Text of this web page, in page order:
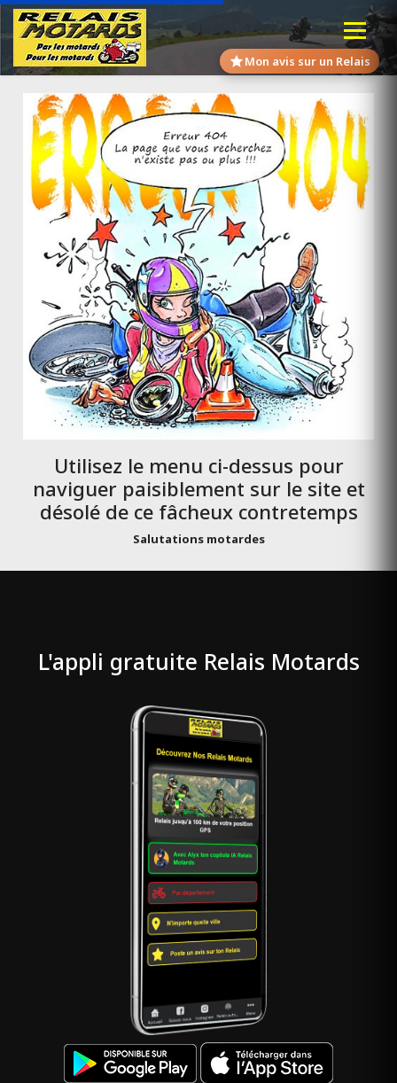
Mon avis sur un Relais
Utilisez le menu ci-dessus pour
naviguer paisiblement sur le site et
désolé de ce fâcheux contretemps
Salutations motardes
L'appli gratuite Relais Motards